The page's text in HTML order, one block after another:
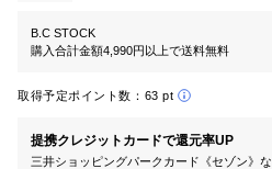
B.C STOCK
購入合計金額4,990円以上で送料無料
取得予定ポイント数： 63 pt
提携クレジットカードで還元率UP
三井ショッピングパークカード《セゾン》